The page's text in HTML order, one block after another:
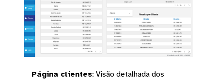
Página clientes: Visão detalhada dos